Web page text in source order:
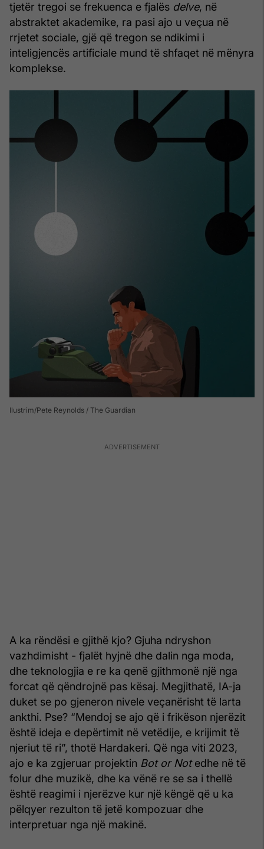
tjetër tregoi se frekuenca e fjalës delve, në
abstraktet akademike, ra pasi ajo u veçua në
rrjetet sociale, gjë që tregon se ndikimi i
inteligjencës artificiale mund të shfaqet në mënyra
komplekse.
Ilustrim Pete Reynolds / The Guardian
A ka rëndësi e gjithë kjo? Gjuha ndryshon
vazhdimisht - fjalët hyjnë dhe dalin nga moda,
dhe teknologjia e re ka qenë gjithmonë një nga
forcat që qëndrojnë pas kësaj. Megjithatë, IA-ja
duket se po gjeneron nivele veçanërisht të larta
ankthi. Pse? “Mendoj se ajo që i frikëson njerëzit
është ideja e depërtimit në vetëdije, e krijimit të
njeriut të ri”, thotë Hardakeri. Që nga viti 2023,
ajo e ka zgjeruar projektin Bot or Notedhe në të
folur dhe muzikë, dhe ka vënë re se sa i thellë
është reagimi i njerëzve kur një këngë që u ka
pëlqyer rezulton të jetë kompozuar dhe
interpretuar nga një makinë.